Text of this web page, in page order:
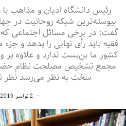
رئیس دانشگاه ادیان و مذاهب
پیوسته‌ترین شبکه روحانیت در
گفت: در برخی مسائل اجتماعی که
فقیه باید رأی نهایی را بدهد و
کشور ما بن‌بست ندارد و علاوه بر
مجمع تشخیص مصلحت نظام حضور
سخت به نظر می‌رسد نظر
2 نوامبر 2019